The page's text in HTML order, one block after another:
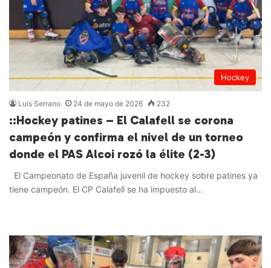
Hockey
Luis Serrano 24 de mayo de 2026 232
::Hockey patines – El Calafell se corona
campeón y confirma el nivel de un torneo
donde el PAS Alcoi rozó la élite (2-3)
El Campeonato de España juvenil de hockey sobre patines ya
tiene campeón. El CP Calafell se ha impuesto al…